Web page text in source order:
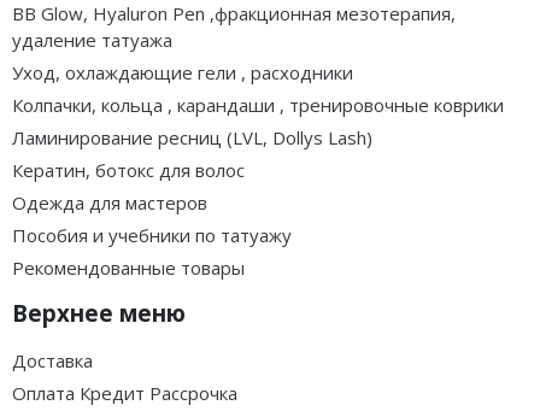
BB Glow, Hyaluron Pen ,фракционная мезотерапия,
удаление татуажа
Уход, охлаждающие гели , расходники
Колпачки, кольца , карандаши , тренировочные коврики
Ламинирование ресниц (LVL, Dollys Lash)
Кератин, ботокс для волос
Одежда для мастеров
Пособия и учебники по татуажу
Рекомендованные товары
Верхнее меню
Доставка
Оплата Кредит Рассрочка